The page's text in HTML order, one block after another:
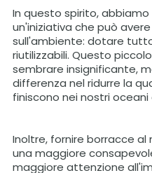
In questo spirito,
un'iniziativa che può
sull'ambiente: dotare
riutilizzabili. Questo
sembrare insignificante,
differenza nel ridurre la
finiscono nei nostri
Inoltre, fornire borracce
una maggiore
maggiore attenzione